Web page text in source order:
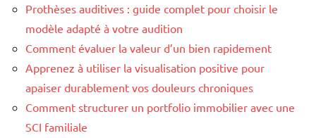
Prothèses auditives : guide complet pour choisir le
modèle adapté à votre audition
Comment évaluer la valeur d’un bien rapidement
Apprenez à utiliser la visualisation positive pour
apaiser durablement vos douleurs chroniques
Comment structurer un portfolio immobilier avec une
SCI familiale